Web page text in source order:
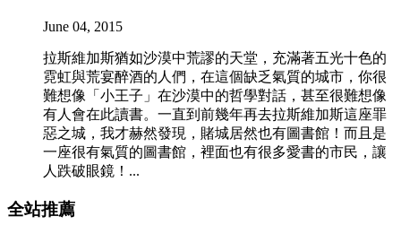
June 04, 2015
拉斯維加斯猶如沙漠中荒謬的天堂，充滿著五光十色的
霓虹與荒宴醉酒的人們，在這個缺乏氣質的城市，你很
難想像「小王子」在沙漠中的哲學對話，甚至很難想像
有人會在此讀書。一直到前幾年再去拉斯維加斯這座罪
惡之城，我才赫然發現，賭城居然也有圖書館！而且是
一座很有氣質的圖書館，裡面也有很多愛書的市民，讓
人跌破眼鏡！...
全站推薦